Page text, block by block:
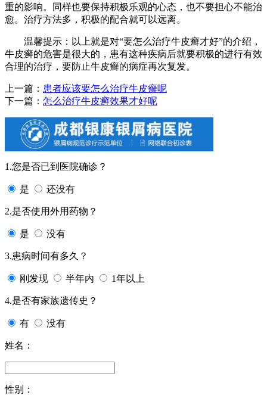
重的影响。同样也要保持积极乐观的心态，也不要担心不能治
愈。治疗方法多，积极的配合就可以远离。
温馨提示：以上就是对“要怎么治疗牛皮癣才好”的介绍，
牛皮癣的危害是很大的，患有这种疾病后就要积极的进行有效
合理的治疗，要防止牛皮癣的病症再次复发。
上一篇： 患者应该要怎么治疗牛皮癣呢
下一篇： 怎么治疗牛皮癣效果才好呢
1.您是否已到医院确诊？
是 还没有
2.是否使用外用药物？
是 没有
3.患病时间有多久？
刚发现 半年内 1年以上
4.是否有家族遗传史？
有 没有
姓名：
性别：